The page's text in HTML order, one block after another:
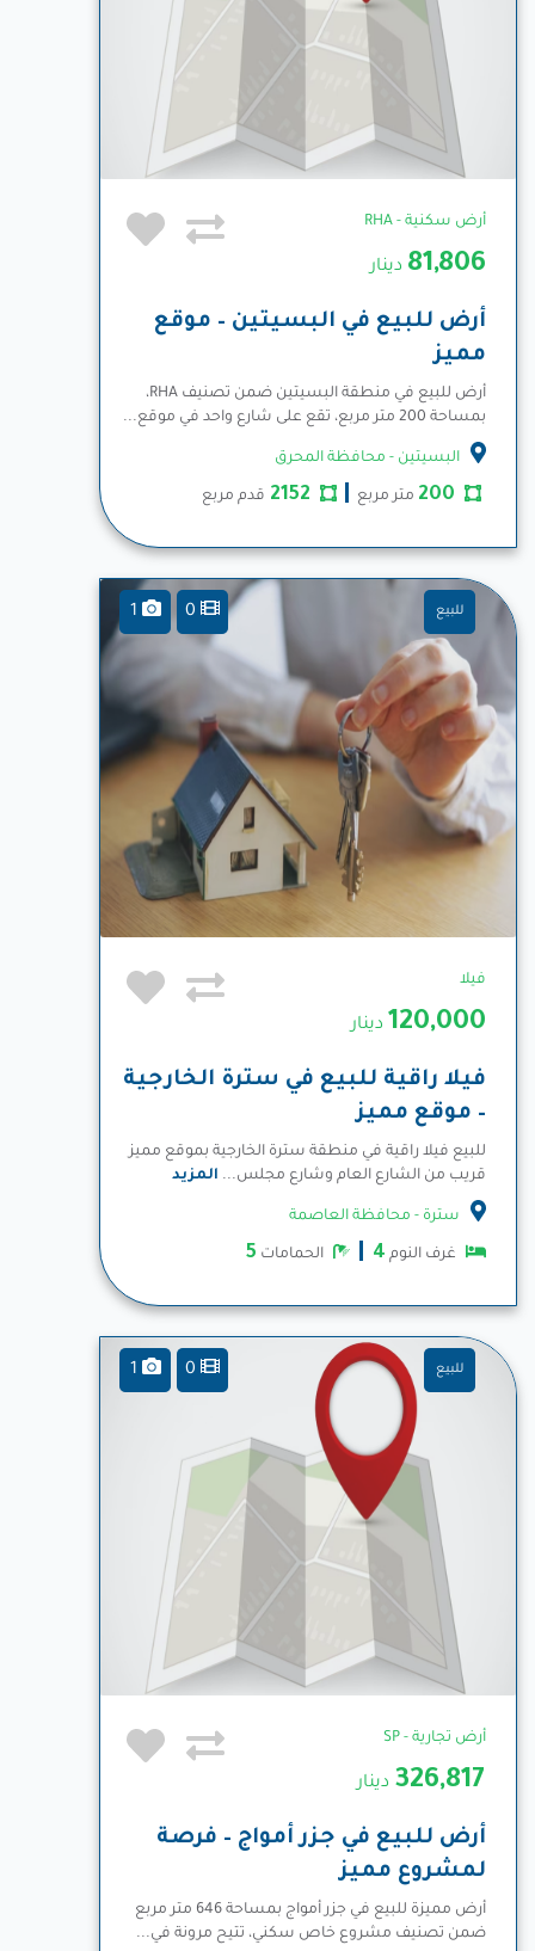
أرض سكنية - RHA
81,806 دينار
أرض للبيع في البسيتين – موقع
مميز
أرض للبيع في منطقة البسيتين ضمن تصنيف RHA،
بمساحة 200 متر مربع، تقع على شارع واحد في موقع...
المزيد
البسيتين - محافظة المحرق
200 متر مربع 2152 قدم مربع
للبيع
فيلا
120,000 دينار
فيلا راقية للبيع في سترة الخارجية
– موقع مميز
للبيع فيلا راقية في منطقة سترة الخارجية بموقع مميز
قريب من الشارع العام وشارع مجلس... المزيد
سترة - محافظة العاصمة
غرف النوم 4 الحمامات 5
للبيع
أرض تجارية - SP
326,817 دينار
أرض للبيع في جزر أمواج – فرصة
لمشروع مميز
أرض مميزة للبيع في جزر أمواج بمساحة 646 متر مربع
ضمن تصنيف مشروع خاص سكني، تتيح مرونة في...